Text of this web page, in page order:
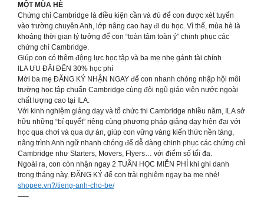
MỘT MÙA HÈ
Chứng chỉ Cambridge là điều kiện cần và đủ để con được xét tuyển
vào trường chuyên Anh, lớp nâng cao hay đi du học. Vì thế, mùa hè là
khoảng thời gian lý tưởng để con “toàn tâm toàn ý” chinh phục các
chứng chỉ Cambridge.
Giúp con có thêm động lực học tập và ba mẹ nhẹ gánh tài chính
ILA ƯU ĐÃI ĐẾN 30% học phí
Mời ba mẹ ĐĂNG KÝ NHẬN NGAY để con nhanh chóng nhập hội môi
trường học tập chuẩn Cambridge cùng đội ngũ giáo viên nước ngoài
chất lượng cao tại ILA.
Với kinh nghiệm giảng dạy và tổ chức thi Cambridge nhiều năm, ILA sở
hữu những “bí quyết” riêng cùng phương pháp giảng dạy hiện đại với
học qua chơi và qua dự án, giúp con vững vàng kiến thức nền tảng,
nâng trình Anh ngữ nhanh chóng để dễ dàng chinh phục các chứng chỉ
Cambridge như Starters, Movers, Flyers… với điểm số tối đa.
Ngoài ra, con còn nhận ngay 2 TUẦN HỌC MIỄN PHÍ khi ghi danh
trong tháng này. ĐĂNG KÝ để con trải nghiệm ngay ba mẹ nhé!
shopee.vn?/tieng-anh-cho-be/
—–